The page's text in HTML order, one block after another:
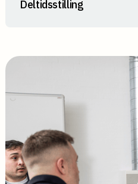
Deltidsstilling